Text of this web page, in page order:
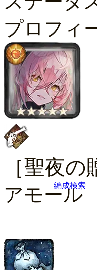
プロフィ
［聖夜の
アモール
編成検索